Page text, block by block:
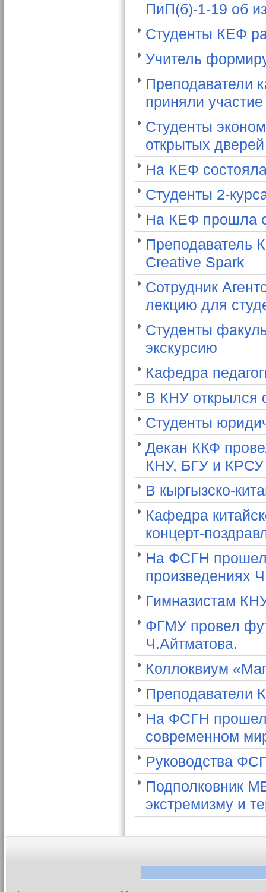
ПиП(б)-1-19 об
Студенты КЕФ
Учитель
Преподаватели
приняли
Студенты
открытых
На КЕФ
Студенты 2-
На КЕФ прошла
Преподаватель
Creative Spark
Сотрудник
лекцию для
Студенты
экскурсию
Кафедра
В КНУ открылся
Студенты
Декан ККФ
КНУ, БГУ и КРСУ
В кыргызско-
Кафедра
концерт-
На ФСГН прошел
произведениях
Гимназистам
ФГМУ провел
Ч.Айтматова.
Коллоквиум
Преподаватели
На ФСГН прошел
современном
Руководства
Подполковник
экстремизму и